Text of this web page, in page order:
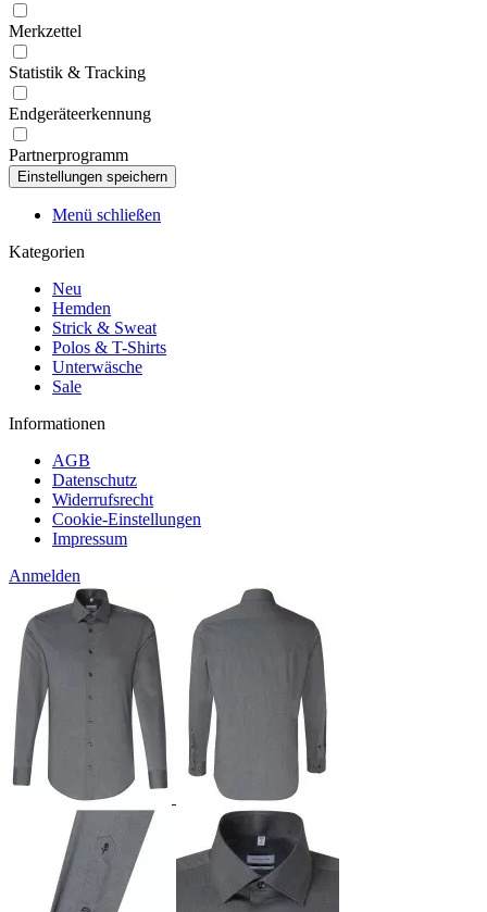
Merkzettel
Statistik & Tracking
Endgeräteerkennung
Partnerprogramm
Menü schließen
Kategorien
Neu
Hemden
Strick & Sweat
Polos & T-Shirts
Unterwäsche
Sale
Informationen
AGB
Datenschutz
Widerrufsrecht
Cookie-Einstellungen
Impressum
Anmelden